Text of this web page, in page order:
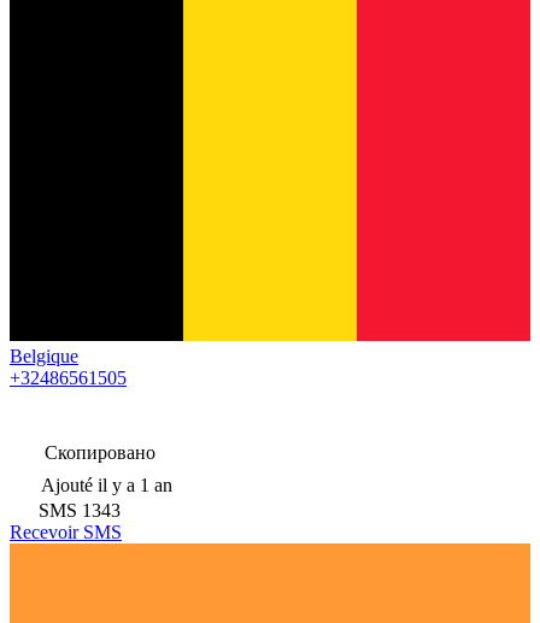
Belgique
+32486561505
Скопировано
Ajouté il y a 1 an
SMS 1343
Recevoir SMS